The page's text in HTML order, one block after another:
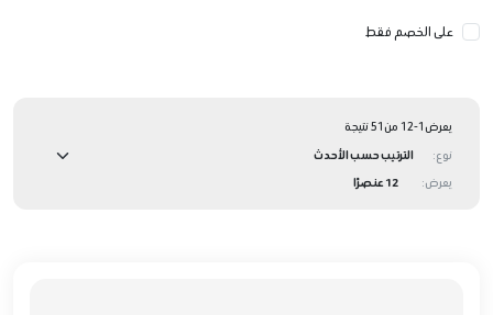
على الخصم فقط
يعرض1-12 من51 نتيجة
نوع:
يعرض:
12 عنصرًا